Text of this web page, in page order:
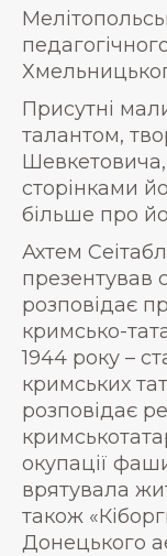
Присутні
талантом,
сторінками
більше про
Ахтем
презентував
розповідає
кримсько-
1944 року –
кримських
розповідає
окупації
врятувала
також
Донецького